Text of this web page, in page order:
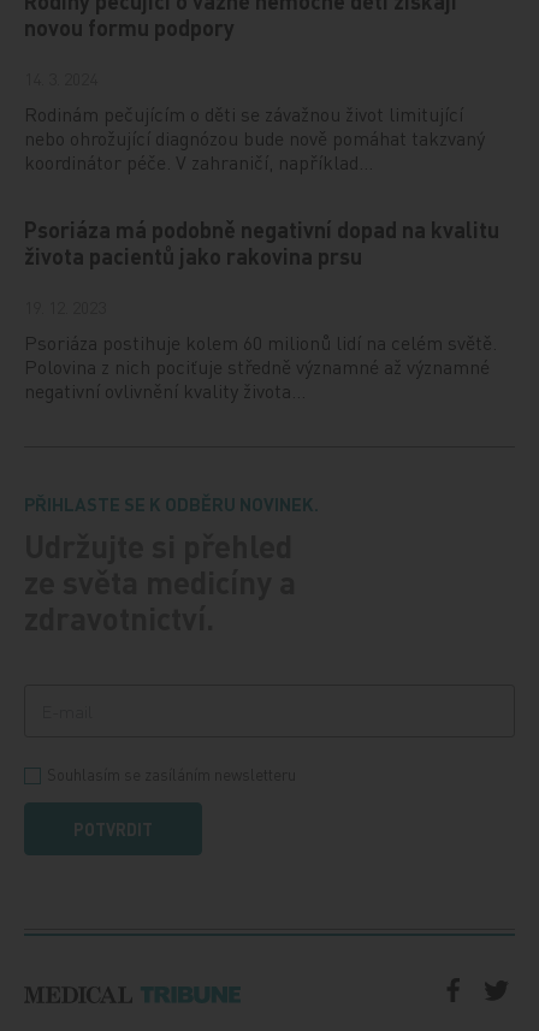
novou formu podpory
Rodinám pečujícím o děti se závažnou život limitující
nebo ohrožující diagnózou bude nově pomáhat takzvaný
koordinátor péče. V zahraničí, například…
Psoriáza má podobně negativní dopad na kvalitu
života pacientů jako rakovina prsu
Psoriáza postihuje kolem 60 milionů lidí na celém světě.
Polovina z nich pociťuje středně významné až významné
negativní ovlivnění kvality života…
PŘIHLASTE SE K ODBĚRU NOVINEK.
POTVRDIT